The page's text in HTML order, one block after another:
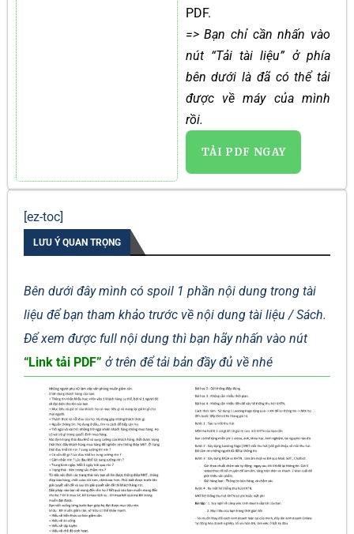
PDF.
=> Bạn chỉ cần nhấn vào
nút “Tải tài liệu” ở phía
bên dưới là đã có thể tải
được về máy của mình
rồi.
TẢI PDF NGAY
[ez-toc]
LƯU Ý QUAN TRỌNG
Bên dưới đây mình có spoil 1 phần nội dung trong tài
liệu để bạn tham khảo trước về nội dung tài liệu / Sách.
Để xem được full nội dung thì bạn hãy nhấn vào nút
“Link tải PDF” ở trên để tải bản đầy đủ về nhé